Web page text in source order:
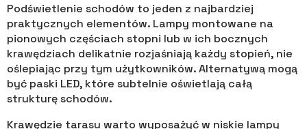
Podświetlenie schodów to jeden z najbardziej
praktycznych elementów. Lampy montowane na
pionowych częściach stopni lub w ich bocznych
krawędziach delikatnie rozjaśniają każdy stopień, nie
oślepiając przy tym użytkowników. Alternatywą mogą
być paski LED, które subtelnie oświetlają całą
strukturę schodów.
Krawędzie tarasu warto wyposażyć w niskie lampy